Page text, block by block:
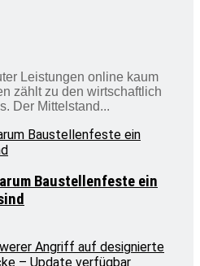
Leistungen online kaum
zählt zu den wirtschaftlich
Der Mittelstand...
Baustellenfeste ein